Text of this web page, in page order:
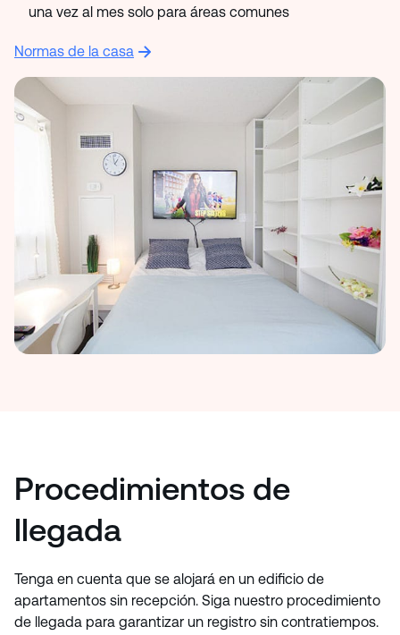
una vez al mes solo para áreas comunes
Normas de la casa
Procedimientos de
llegada
Tenga en cuenta que se alojará en un edificio de
apartamentos sin recepción. Siga nuestro procedimiento
de llegada para garantizar un registro sin contratiempos.